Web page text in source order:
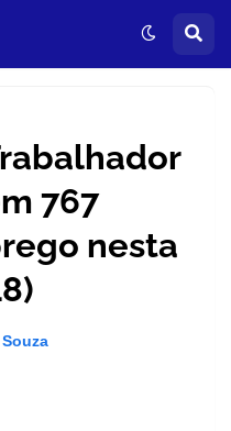
767
nesta